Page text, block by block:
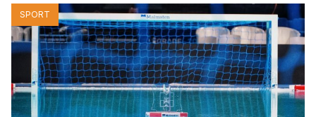
SPORT